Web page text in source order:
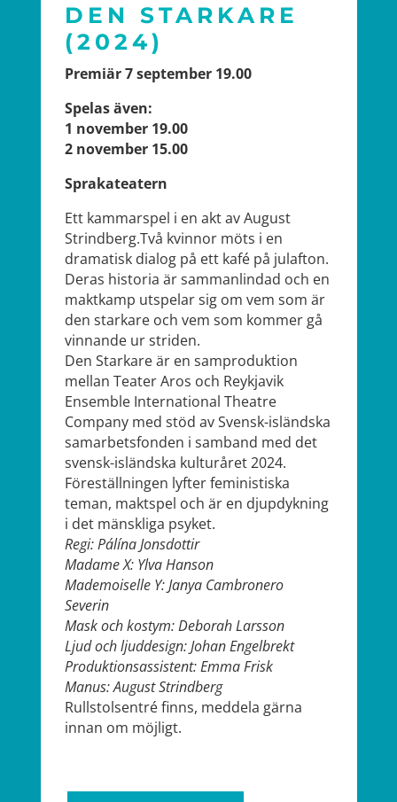
DEN STARKARE
(2024)
Premiär 7 september 19.00
Spelas även:
1 november 19.00
2 november 15.00
Sprakateatern
Ett kammarspel i en akt av August
Strindberg.Två kvinnor möts i en
dramatisk dialog på ett kafé på julafton.
Deras historia är sammanlindad och en
maktkamp utspelar sig om vem som är
den starkare och vem som kommer gå
vinnande ur striden.
Den Starkare är en samproduktion
mellan Teater Aros och Reykjavik
Ensemble International Theatre
Company med stöd av Svensk-isländska
samarbetsfonden i samband med det
svensk-isländska kulturåret 2024.
Föreställningen lyfter feministiska
teman, maktspel och är en djupdykning
i det mänskliga psyket.
Regi: Pálína Jonsdottir
Madame X: Ylva Hanson
Mademoiselle Y: Janya Cambronero
Severin
Mask och kostym: Deborah Larsson
Ljud och ljuddesign: Johan Engelbrekt
Produktionsassistent: Emma Frisk
Manus: August Strindberg
Rullstolsentré finns, meddela gärna
innan om möjligt.